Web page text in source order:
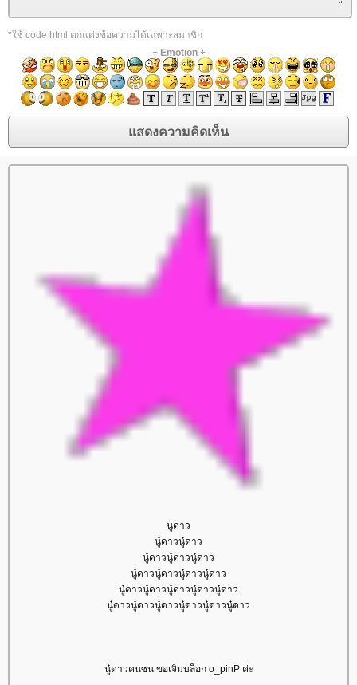
*ใช้ code html ตกแต่งข้อความได้เฉพาะสมาชิก
+ Emotion+
นู๋ดาว
นู๋ดาวนู๋ดาว
นู๋ดาวนู๋ดาวนู๋ดาว
นู๋ดาวนู๋ดาวนู๋ดาวนู๋ดาว
นู๋ดาวนู๋ดาวนู๋ดาวนู๋ดาวนู๋ดาว
นู๋ดาวนู๋ดาวนู๋ดาวนู๋ดาวนู๋ดาวนู๋ดาว
นู๋ดาวคนซน ขอเจิมบล็อก o_pinP ค่ะ